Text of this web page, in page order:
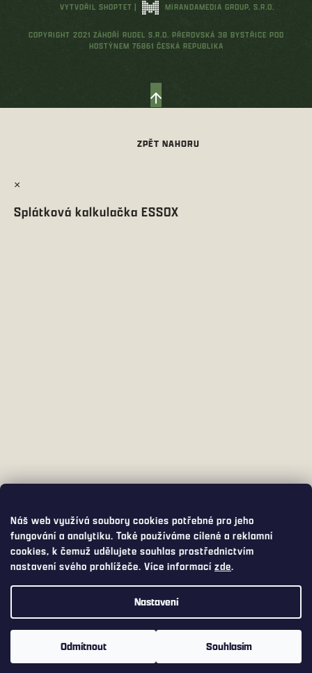
Náš web využívá soubory cookies potřebné pro jeho
fungování a analytiku. Také používáme cílené a reklamní
cookies, k čemuž udělujete souhlas prostřednictvím
nastavení svého prohlížeče. Více informacízde.
Nastavení
Odmítnout Souhlasím
Využijte přepravu s DPD PICKUP za pouhých 75,- Kč. DPD PICKUP
Vám balíček doručí do široké nabídky výdejních míst a boxů, včetně
VYTVOŘIL SHOPTET | MIRANDAMEDIA GROUP, S.R.O.
COPYRIGHT 2021 ZÁHOŘÍ RUDEL S.R.O. PŘEROVSKÁ 38 BYSTŘICE POD
HOSTÝNEM 76861 ČESKÁ REPUBLIKA
×
Splátková kalkulačka ESSOX